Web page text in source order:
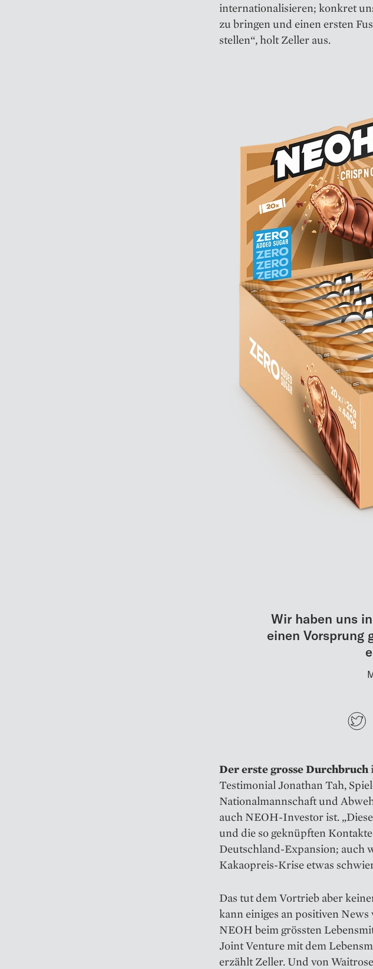
internationalisieren; konkret
zu bringen und einen ersten
stellen“, holt Zeller aus.
Wir haben uns
einen Vorsprung
Der erste grosse Durchbruch
Testimonial Jonathan Tah,
Nationalmannschaft und
auch NEOH-­Investor ist.
und die so geknüpften
Deutschland-Expansion; auch
Kakaopreis-Krise etwas
Das tut dem Vortrieb aber
kann einiges an positiven
NEOH beim grössten
Joint Venture mit dem
erzählt Zeller. Und von